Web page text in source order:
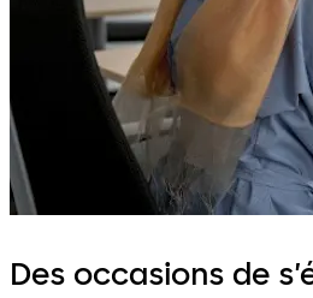
Des occasions de